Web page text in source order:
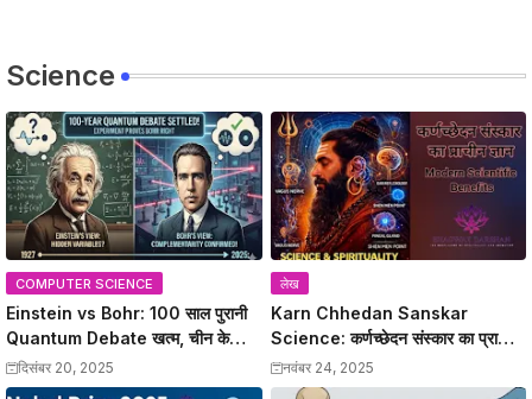
Science
COMPUTER SCIENCE
Einstein vs Bohr: 100 साल पुरानी
Quantum Debate खत्म, चीन के
वैज्ञानिकों ने Bohr को सही साबित किया
दिसंबर 20, 2025
लेख
Karn Chhedan Sanskar
Science: कर्णच्छेदन संस्कार का प्राचीन
ज्ञान और Modern Scientific
Benefits
नवंबर 24, 2025